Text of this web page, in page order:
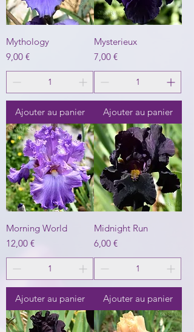
Mythology
Prix
9,00 €
Ajouter au panier
Mysterieux
Prix
7,00 €
Ajouter au panier
Morning World
Prix
12,00 €
Ajouter au panier
Midnight Run
Prix
6,00 €
Ajouter au panier